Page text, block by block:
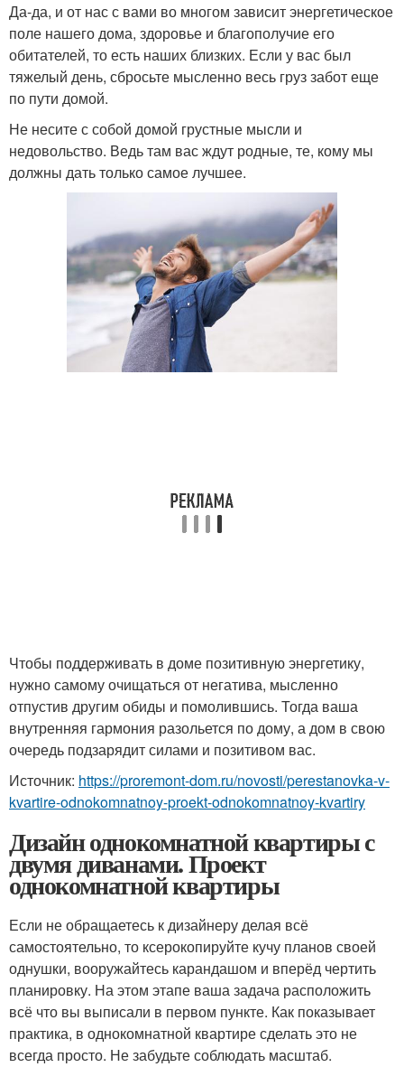
Да-да, и от нас с вами во многом зависит энергетическое
поле нашего дома, здоровье и благополучие его
обитателей, то есть наших близких. Если у вас был
тяжелый день, сбросьте мысленно весь груз забот еще
по пути домой.
Не несите с собой домой грустные мысли и
недовольство. Ведь там вас ждут родные, те, кому мы
должны дать только самое лучшее.
Чтобы поддерживать в доме позитивную энергетику,
нужно самому очищаться от негатива, мысленно
отпустив другим обиды и помолившись. Тогда ваша
внутренняя гармония разольется по дому, а дом в свою
очередь подзарядит силами и позитивом вас.
Источник: https://proremont-dom.ru/novosti/perestanovka-v-
kvartire-odnokomnatnoy-proekt-odnokomnatnoy-kvartiry
Дизайн однокомнатной квартиры с
двумя диванами. Проект
однокомнатной квартиры
Если не обращаетесь к дизайнеру делая всё
самостоятельно, то ксерокопируйте кучу планов своей
однушки, вооружайтесь карандашом и вперёд чертить
планировку. На этом этапе ваша задача расположить
всё что вы выписали в первом пункте. Как показывает
практика, в однокомнатной квартире сделать это не
всегда просто. Не забудьте соблюдать масштаб.